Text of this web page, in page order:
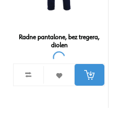
Radne pantalone, bez tregera,
diolen